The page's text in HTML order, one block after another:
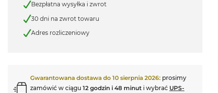
Bezpłatna wysyłka i zwrot
30 dni na zwrot towaru
Adres rozliczeniowy
Gwarantowana dostawa do 10 sierpnia 2026: prosimy
zamówić w ciągu 12 godzin i 48 minut i wybrać UPS-